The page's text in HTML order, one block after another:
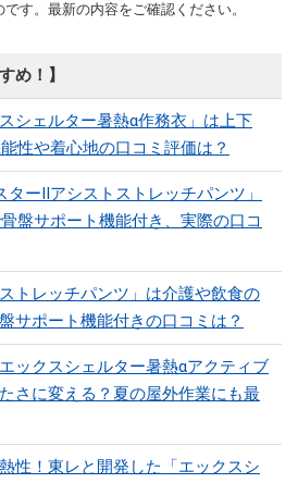
す。最新の内容をご確認ください。
め！】
シェルター暑熱α作務衣」は上下
性や着心地の口コミ評価は？
ーⅡアシストストレッチパンツ」
盤サポート機能付き、実際の口コ
トレッチパンツ」は介護や飲食の
サポート機能付きの口コミは？
ックスシェルター暑熱αアクティブ
さに変える？夏の屋外作業にも最
性！東レと開発した「エックスシ